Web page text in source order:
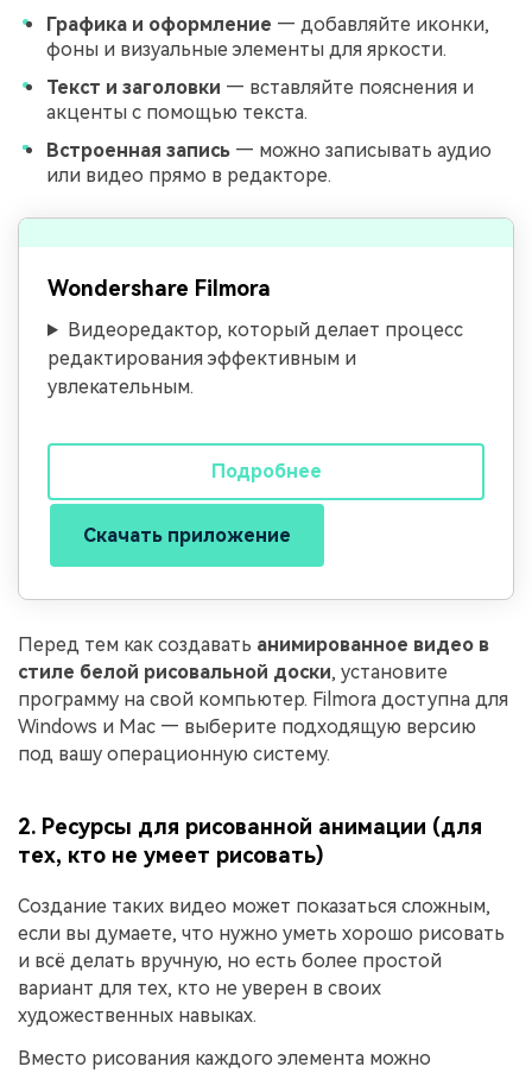
Графика и оформление — добавляйте иконки,
фоны и визуальные элементы для яркости.
Текст и заголовки — вставляйте пояснения и
акценты с помощью текста.
Встроенная запись — можно записывать аудио
или видео прямо в редакторе.
Wondershare Filmora
Видеоредактор, который делает процесс
редактирования эффективным и
увлекательным.
Подробнее
Скачать приложение
Перед тем как создавать анимированное видео в
стиле белой рисовальной доски, установите
программу на свой компьютер. Filmora доступна для
Windows и Mac — выберите подходящую версию
под вашу операционную систему.
2. Ресурсы для рисованной анимации (для
тех, кто не умеет рисовать)
Создание таких видео может показаться сложным,
если вы думаете, что нужно уметь хорошо рисовать
и всё делать вручную, но есть более простой
вариант для тех, кто не уверен в своих
художественных навыках.
Вместо рисования каждого элемента можно